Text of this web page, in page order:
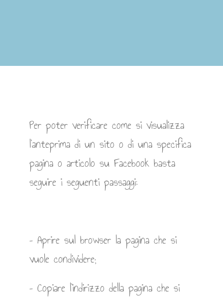
Per poter verificare come si visualizza
l’anteprima di un sito o di una specifica
pagina o articolo su Facebook basta
seguire i seguenti passaggi:
– Aprire sul browser la pagina che si
vuole condividere;
– Copiare l’indirizzo della pagina che si